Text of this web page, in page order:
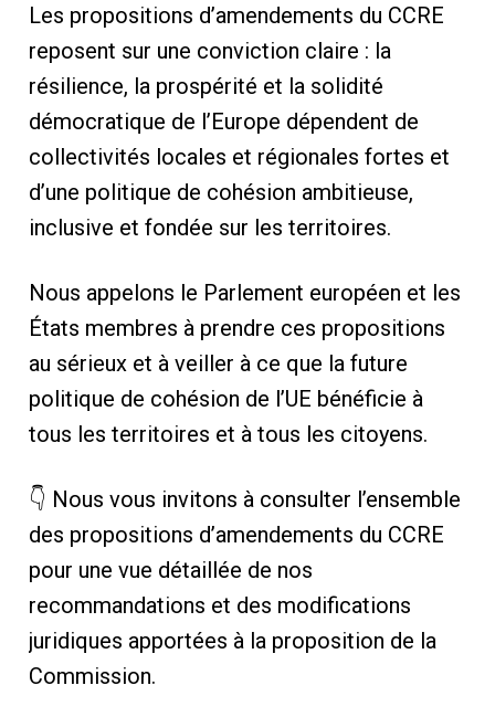
Les propositions d’amendements du CCRE
reposent sur une conviction claire : la
résilience, la prospérité et la solidité
démocratique de l’Europe dépendent de
collectivités locales et régionales fortes et
d’une politique de cohésion ambitieuse,
inclusive et fondée sur les territoires.
Nous appelons le Parlement européen et les
États membres à prendre ces propositions
au sérieux et à veiller à ce que la future
politique de cohésion de l’UE bénéficie à
tous les territoires et à tous les citoyens.
👇 Nous vous invitons à consulter l’ensemble
des propositions d’amendements du CCRE
pour une vue détaillée de nos
recommandations et des modifications
juridiques apportées à la proposition de la
Commission.